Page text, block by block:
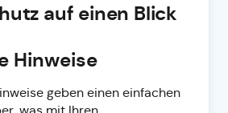
auf einen Blick
Hinweise
geben einen einfachen
was mit Ihren